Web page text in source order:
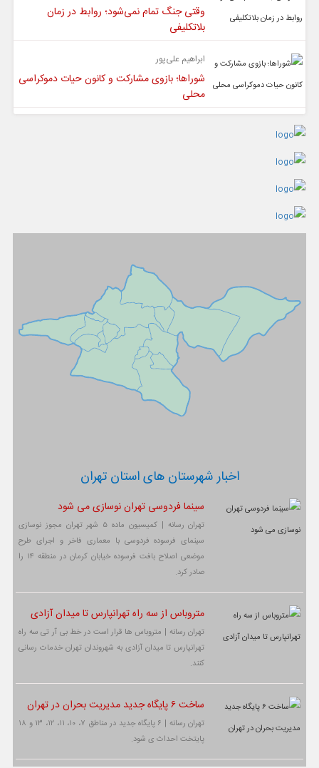
وقتی جنگ تمام نمی‌شود؛ روابط در زمان
بلاتکلیفی
ابراهیم علی‌پور
شوراها؛ بازوی مشارکت و کانون حیات دموکراسی
محلی
اخبار شهرستان های استان تهران
سینما فردوسی تهران نوسازی می شود
تهران رسانه | کمیسیون ماده ۵ شهر تهران مجوز نوسازی
سینمای فرسوده فردوسی با معماری فاخر و اجرای طرح
موضعی اصلاح بافت فرسوده خیابان کرمان در منطقه ۱۴ را
صادر کرد.
متروباس از سه راه تهرانپارس تا میدان آزادی
تهران رسانه | متروباس ها قرار است در خط بی آر تی سه راه
تهرانپارس تا میدان آزادی به شهروندان تهران خدمات رسانی
کنند.
ساخت ۶ پایگاه جدید مدیریت بحران در تهران
تهران رسانه | ۶ پایگاه جدید در مناطق ۷، ۱۰، ۱۱، ۱۲، ۱۳ و ۱۸
پایتخت احداث ی شود.